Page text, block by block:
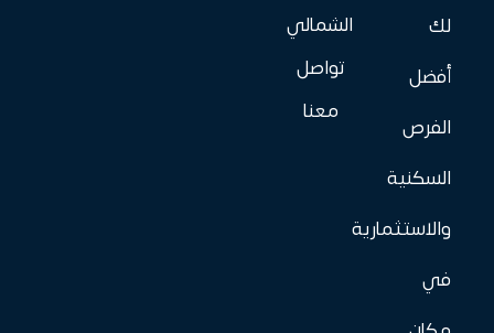
لك
أفضل
الفرص
السكنية
والاستثمارية
في
الشمالي
تواصل
معنا